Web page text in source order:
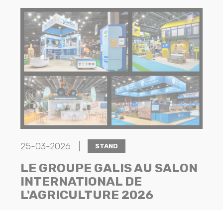
25-03-2026 | STAND
LE GROUPE GALIS AU SALON
INTERNATIONAL DE
L'AGRICULTURE 2026